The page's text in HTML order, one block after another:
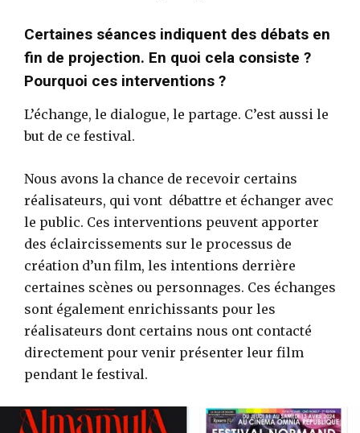
Certaines séances indiquent des débats en
fin de projection. En quoi cela consiste ?
Pourquoi ces interventions ?
L’échange, le dialogue, le partage. C’est aussi le
but de ce festival.
Nous avons la chance de recevoir certains
réalisateurs, qui vont débattre et échanger avec
le public. Ces interventions peuvent apporter
des éclaircissements sur le processus de
création d’un film, les intentions derrière
certaines scènes ou personnages. Ces échanges
sont également enrichissants pour les
réalisateurs dont certains nous ont contacté
directement pour venir présenter leur film
pendant le festival.